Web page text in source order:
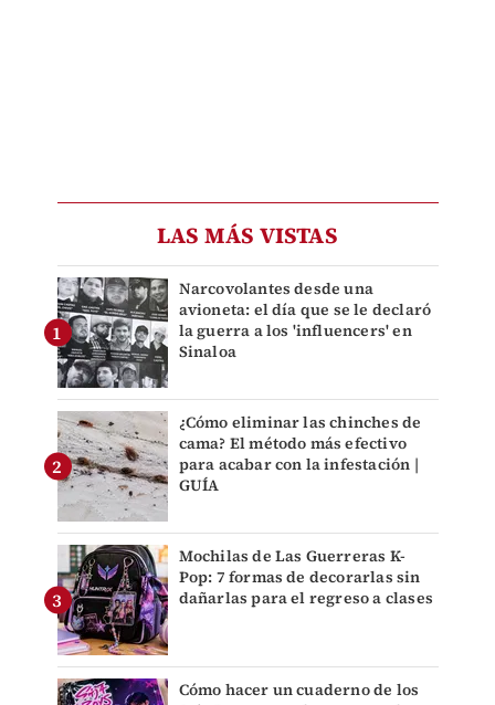
LAS MÁS VISTAS
Narcovolantes desde una
avioneta: el día que se le declaró
la guerra a los 'influencers' en
Sinaloa
¿Cómo eliminar las chinches de
cama? El método más efectivo
para acabar con la infestación |
GUÍA
Mochilas de Las Guerreras K-
Pop: 7 formas de decorarlas sin
dañarlas para el regreso a clases
Cómo hacer un cuaderno de los